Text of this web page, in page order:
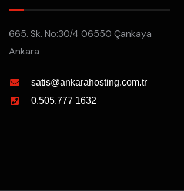
665. Sk. No:30/4 06550 Çankaya
Ankara
satis@ankarahosting.com.tr
0.505.777 1632